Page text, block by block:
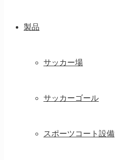
製品
サッカー場
サッカーゴール
スポーツコート設備